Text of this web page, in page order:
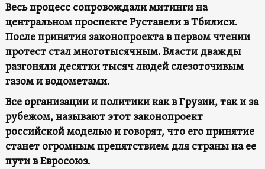
Весь процесс сопровождали митинги на
центральном проспекте Руставели в Тбилиси.
После принятия законопроекта в первом чтении
протест стал многотысячным. Власти дважды
разгоняли десятки тысяч людей слезоточивым
газом и водометами.
Все организации и политики как в Грузии, так и за
рубежом, называют этот законопроект
российской моделью и говорят, что его принятие
станет огромным препятствием для страны на ее
пути в Евросоюз.